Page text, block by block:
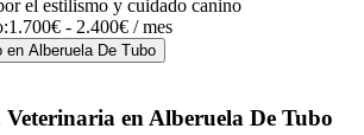
el estilismo y cuidado canino
1.700€ - 2.400€ / mes
en Alberuela De Tubo
Veterinaria en Alberuela De Tubo